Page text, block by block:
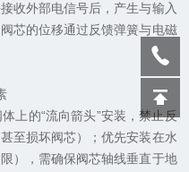
收外部电信号后，产生与输入
芯的位移通过反馈弹簧与电磁
的“流向箭头”安装，禁止反
至损坏阀芯）；优先安装在水
），需确保阀芯轴线垂直于地